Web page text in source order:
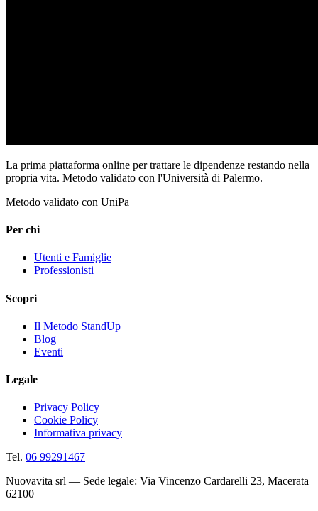
La prima piattaforma online per trattare le dipendenze restando nella
propria vita. Metodo validato con l'Università di Palermo.
Metodo validato con UniPa
Per chi
Utenti e Famiglie
Professionisti
Scopri
Il Metodo StandUp
Blog
Eventi
Legale
Privacy Policy
Cookie Policy
Informativa privacy
Tel. 06 99291467
Nuovavita srl — Sede legale: Via Vincenzo Cardarelli 23, Macerata
62100